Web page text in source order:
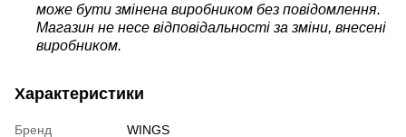
може бути змінена виробником без повідомлення.
Магазин не несе відповідальності за зміни, внесені
виробником.
Характеристики
Бренд WINGS